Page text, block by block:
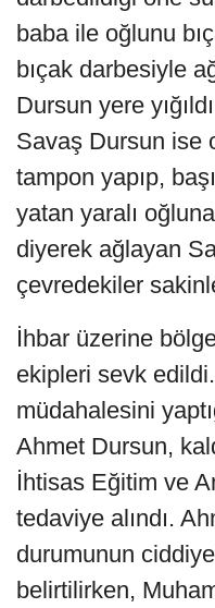
baba ile oğlunu
bıçak darbesiyle
Dursun yere
Savaş Dursun ise
tampon yapıp,
yatan yaralı
diyerek ağlayan
çevredekiler
İhbar üzerine
ekipleri sevk
müdahalesini
Ahmet Dursun,
İhtisas Eğitim ve
tedaviye alındı.
durumunun
belirtilirken,